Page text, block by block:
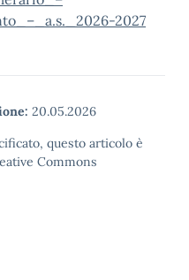
2027
20.05.2026
questo articolo è
Commons